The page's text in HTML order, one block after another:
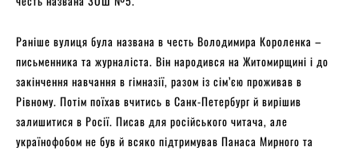
Раніше вулиця була названа в честь Володимира Короленка –
письменника та журналіста. Він народився на Житомирщині і до
закінчення навчання в гімназії, разом із сім’єю проживав в
Рівному. Потім поїхав вчитись в Санк-Петербург й вирішив
залишитися в Росії. Писав для російського читача, але
українофобом не був й всяко підтримував Панаса Мирного та